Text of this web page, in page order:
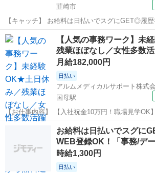
韮崎市
【キャッチ】 お給料は日払いでスグにGET◎履
OK！「データ入力・メール対応」高時給1280円
20代～40代のスタッフが多数活躍中★ 【コメント】 ＼大手人材派遣
会社で働きませんか♪...
山梨 一般事務
【人気の事務ワーク】未
残業ほぼなし／女性多数
月給182,000円
日払い
アルムメディカルサポート株式
国母駅
【お仕事内容】 【入社祝金10万円！職場見学OK
団地内にある大手メーカーです。 20代～40代ま
中！ 制服通勤OK！出勤・退勤時の着替え時間が
ト！ 奇抜でなければ髪色・髪...
国母駅 一般事務
お給料は日払いでスグに
WEB登録OK！「事務/デ
時給1,300円
日払い